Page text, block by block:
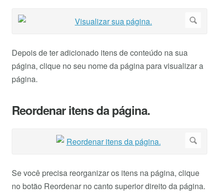
Depois de ter adicionado itens de conteúdo na sua
página, clique no seu nome da página para visualizar a
página.
Reordenar itens da página.
Se você precisa reorganizar os itens na página, clique
no botão Reordenar no canto superior direito da página.